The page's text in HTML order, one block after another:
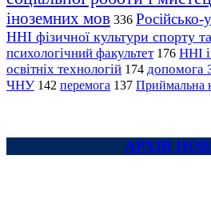
іноземних мов 336 Російсько-
ННІ фізичної культури спорту
психологічний факультет 176 ННІ
освітніх технологій 174 допомога
ЧНУ 142 перемога 137 Приймальна
АРХІВ